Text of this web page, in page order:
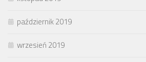
październik 2019
wrzesień 2019